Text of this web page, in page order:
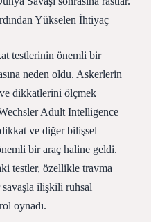
Yükselen İhtiyaç
testlerinin önemli bir
neden oldu. Askerlerin
ve dikkatlerini ölçmek
Adult Intelligence
ve diğer bilişsel
bir araç haline geldi.
testler, özellikle travma
savaşla ilişkili ruhsal
oynadı.